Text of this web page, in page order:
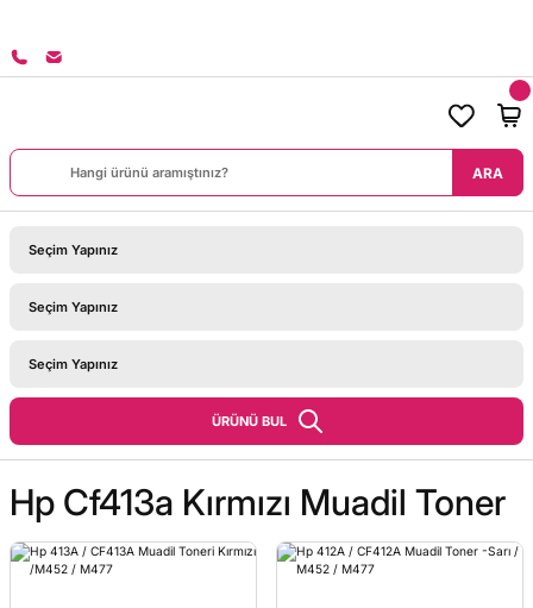
ARA
ÜRÜNÜ BUL
Hp Cf413a Kırmızı Muadil Toner